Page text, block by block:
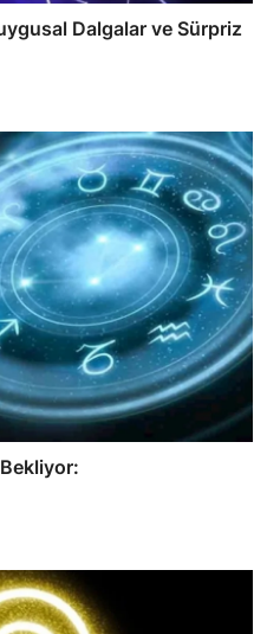
Dalgalar ve Sürpriz